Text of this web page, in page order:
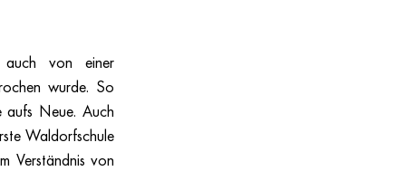
auch von einer
wurde. So
Neue. Auch
Waldorfschule
Verständnis von